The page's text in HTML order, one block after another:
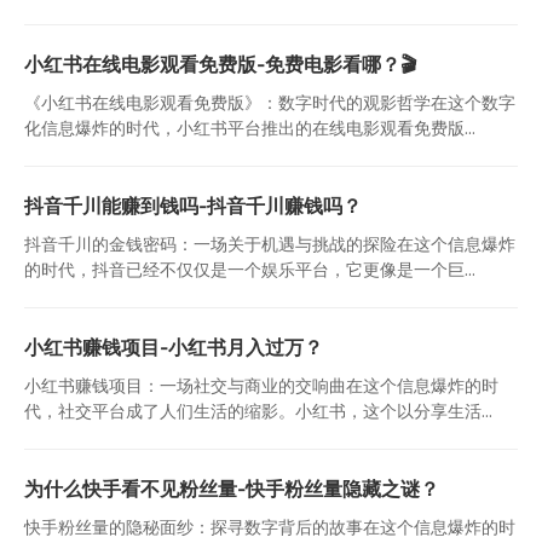
小红书在线电影观看免费版-免费电影看哪？🎬
《小红书在线电影观看免费版》：数字时代的观影哲学在这个数字
化信息爆炸的时代，小红书平台推出的在线电影观看免费版...
抖音千川能赚到钱吗-抖音千川赚钱吗？
抖音千川的金钱密码：一场关于机遇与挑战的探险在这个信息爆炸
的时代，抖音已经不仅仅是一个娱乐平台，它更像是一个巨...
小红书赚钱项目-小红书月入过万？
小红书赚钱项目：一场社交与商业的交响曲在这个信息爆炸的时
代，社交平台成了人们生活的缩影。小红书，这个以分享生活...
为什么快手看不见粉丝量-快手粉丝量隐藏之谜？
快手粉丝量的隐秘面纱：探寻数字背后的故事在这个信息爆炸的时